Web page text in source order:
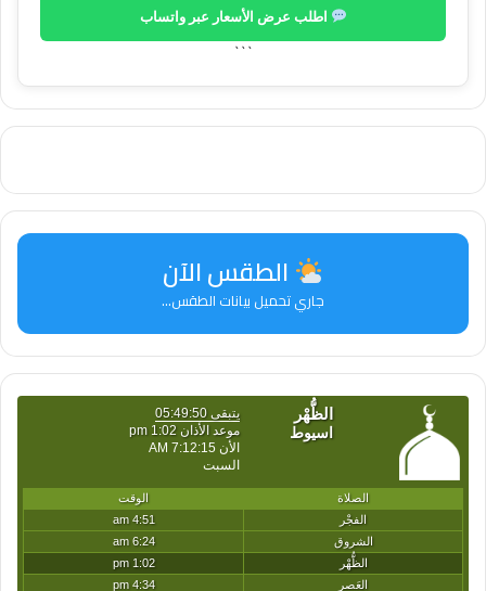
اطلب عرض الأسعار عبر واتساب
```
الطقس الآن
جاري تحميل بيانات الطقس...